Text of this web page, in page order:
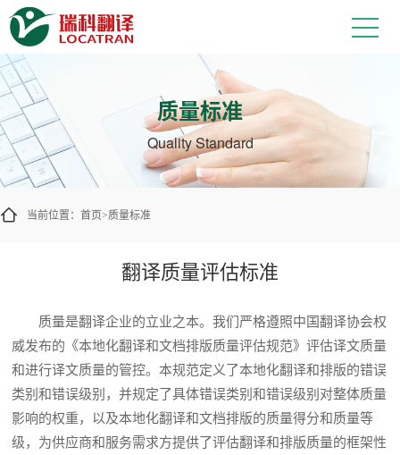
质量标准
Quality Standard
当前位置： 首页>质量标准
翻译质量评估标准
质量是翻译企业的立业之本。我们严格遵照中国翻译协会权
威发布的《本地化翻译和文档排版质量评估规范》评估译文质量
和进行译文质量的管控。本规范定义了本地化翻译和排版的错误
类别和错误级别，并规定了具体错误类别和错误级别对整体质量
影响的权重，以及本地化翻译和文档排版的质量得分和质量等
级，为供应商和服务需求方提供了评估翻译和排版质量的框架性